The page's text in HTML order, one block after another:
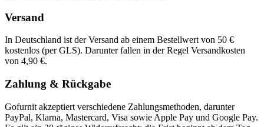
Versand
In Deutschland ist der Versand ab einem Bestellwert von 50 €
kostenlos (per GLS). Darunter fallen in der Regel Versandkosten
von 4,90 €.
Zahlung & Rückgabe
Gofurnit akzeptiert verschiedene Zahlungsmethoden, darunter
PayPal, Klarna, Mastercard, Visa sowie Apple Pay und Google Pay.